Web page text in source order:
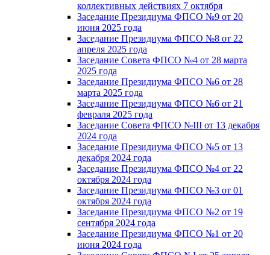
коллективных действиях 7 октября
Заседание Президиума ФПСО №9 от 20
июня 2025 года
Заседание Президиума ФПСО №8 от 22
апреля 2025 года
Заседание Совета ФПСО №4 от 28 марта
2025 года
Заседание Президиума ФПСО №6 от 28
марта 2025 года
Заседание Президиума ФПСО №6 от 21
февраля 2025 года
Заседание Совета ФПСО №III от 13 декабря
2024 года
Заседание Президиума ФПСО №5 от 13
декабря 2024 года
Заседание Президиума ФПСО №4 от 22
октября 2024 года
Заседание Президиума ФПСО №3 от 01
октября 2024 года
Заседание Президиума ФПСО №2 от 19
сентября 2024 года
Заседание Президиума ФПСО №1 от 20
июня 2024 года